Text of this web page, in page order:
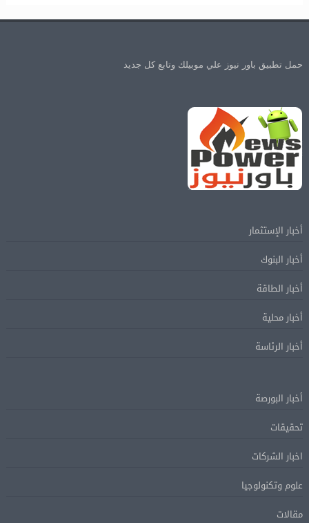
حمل تطبيق باور نيوز علي موبيلك وتابع كل جديد
أخبار الإستثمار
أخبار البنوك
أخبار الطاقة
أخبار محلية
أخبار الرئاسة
أخبار البورصة
تحقيقات
اخبار الشركات
علوم وتكنولوجيا
مقالات